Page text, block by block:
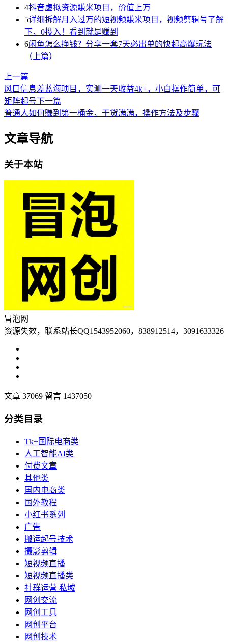
4抖音虚拟资源賺米项目，价值上万
5详细拆解月入过万的短视频賺米项目，视频剪辑号了解
下，0投入！看到就是赚到
6闲鱼怎么挣钱？分享一套7天必出单的快起高爆玩法
（上篇）
上一篇
风口信息差蓝海项目，实测一天收益4k+，小白操作简单，可
矩阵起号下一篇
普通人如何賺到第一桶金，干货满满，操作方法及步骤
文章导航
关于本站
冒泡网
资源失效，联系站长QQ1543952060，838912514，3091633326
文章 37069 留言 1437050
分类目录
Tk+国际电商类
人工智能AI类
付费文章
其他类
国内电商类
国外教程
小红书系列
广告
搬运起号技术
摄影剪辑
短视频直播
短视频直播类
社群运营 私域
网创交流
网创工具
网创平台
网创技术